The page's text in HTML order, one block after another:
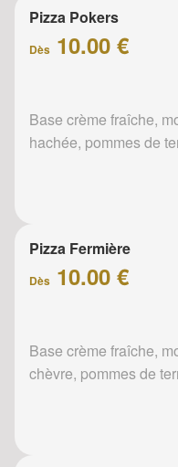
Pizza Pokers
Dès 10.00 €
Base crème fraîche,
hachée, pommes de
Pizza Fermière
Dès 10.00 €
Base crème fraîche,
chèvre, pommes de